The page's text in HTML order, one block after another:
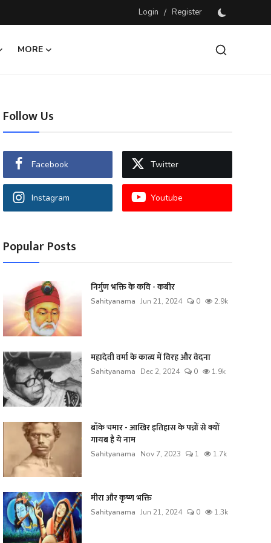
Login / Register
MORE
Follow Us
Facebook Twitter
Instagram Youtube
Popular Posts
निर्गुण भक्ति के कवि - कबीर
Sahityanama Jun 21, 2024 0 2.9k
महादेवी वर्मा के काव्य में विरह और वेदना
Sahityanama Dec 2, 2024 0 1.9k
बाँके चमार - आखिर इतिहास के पन्नों से क्यों
गायब है ये नाम
Sahityanama Nov 7, 2023 1 1.7k
मीरा और कृष्ण भक्ति
Sahityanama Jun 21, 2024 0 1.3k